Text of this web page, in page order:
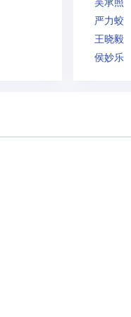
严力蛟
王晓毅
侯妙乐